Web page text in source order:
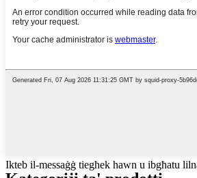
Ikteb il-messaġġ tiegħek hawn u ibgħatu